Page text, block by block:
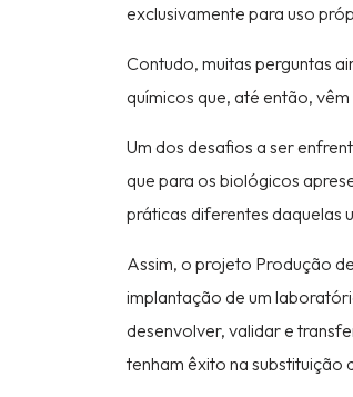
exclusivamente para uso
Contudo, muitas perguntas
químicos que, até então,
Um dos desafios a ser
que para os biológicos
práticas diferentes daquelas
Assim, o projeto Produção
implantação de um
desenvolver, validar e
tenham êxito na substituição